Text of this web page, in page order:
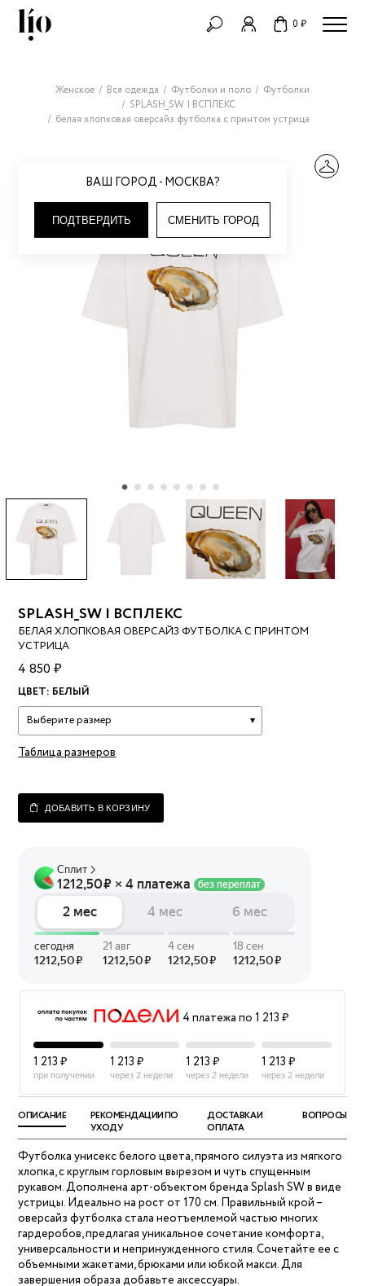
0 ₽
ВАШ ГОРОД - МОСКВА?
ПОДТВЕРДИТЬ СМЕНИТЬ ГОРОД
Женское Вся одежда Футболки и поло
Футболки
SPLASH_SW | ВСПЛЕКС
белая хлопковая оверсайз футболка с принтом устрица
SPLASH_SW | ВСПЛЕКС
БЕЛАЯ ХЛОПКОВАЯ ОВЕРСАЙЗ ФУТБОЛКА С ПРИНТОМ
УСТРИЦА
4 850 ₽
ЦВЕТ: БЕЛЫЙ
Выберите размер
Таблица размеров
ДОБАВИТЬ В КОРЗИНУ
4 платежа по 1 213 ₽
1 213 ₽
при получении
1 213 ₽
через 2 недели
1 213 ₽
через 2 недели
1 213 ₽
через 2 недели
ОПИСАНИЕ
РЕКОМЕНДАЦИИ ПО
УХОДУ
ДОСТАВКА И
ОПЛАТА
ВОПРОСЫ
Футболка унисекс белого цвета, прямого силуэта из мягкого
хлопка, с круглым горловым вырезом и чуть спущенным
рукавом. Дополнена арт-объектом бренда Splash SW в виде
устрицы. Идеально на рост от 170 см. Правильный крой –
оверсайз футболка стала неотъемлемой частью многих
гардеробов, предлагая уникальное сочетание комфорта,
универсальности и непринужденного стиля. Сочетайте ее с
объемными жакетами, брюками или юбкой макси. Для
завершения образа добавьте аксессуары.